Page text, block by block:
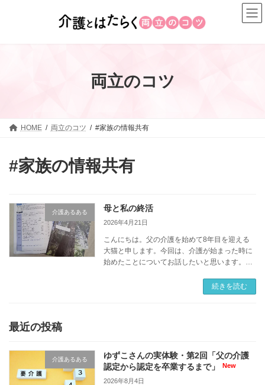
両立のコツ
HOME 両立のコツ #家族の情報共有
#家族の情報共有
介護あるある 母と私の終活
2026年4月21日
こんにちは。父の介護を始めて8年目を迎える
大猫と申します。今回は、介護が始まった時に
始めたことについてお話したいと思います。み
それはずばり「終活」です いきなり何事かと思
続きを読む
最近の投稿
介護あるある
ゆずこさんの実体験・第2回「父の介護
認定から認定を卒業するまで」
2026年8月4日